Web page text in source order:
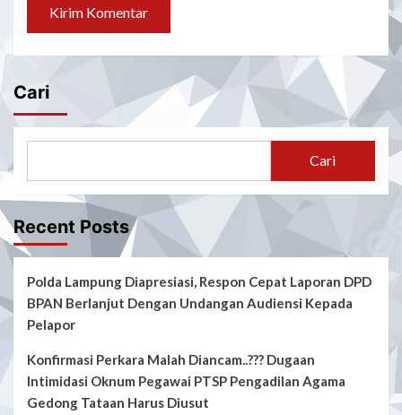
Cari
Cari
Recent Posts
Polda Lampung Diapresiasi, Respon Cepat Laporan DPD
BPAN Berlanjut Dengan Undangan Audiensi Kepada
Pelapor
Konfirmasi Perkara Malah Diancam..??? Dugaan
Intimidasi Oknum Pegawai PTSP Pengadilan Agama
Gedong Tataan Harus Diusut